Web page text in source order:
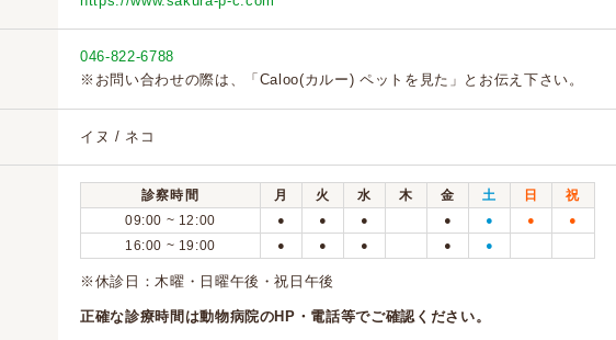
046-822-6788
※お問い合わせの際は、「Caloo(カルー) ペットを見た」とお伝え下さい。
イヌ / ネコ
診察時間 月 火 水 木 金 土 日
祝
09:00 ~ 12:00
● ● ● ● ● ● ●
16:00 ~ 19:00 ● ● ● ● ●
※休診日：木曜・日曜午後・祝日午後
正確な診療時間は動物病院のHP・電話等でご確認ください。